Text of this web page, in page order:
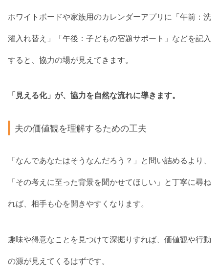
ホワイトボードや家族用のカレンダーアプリに「午前：洗
濯入れ替え」「午後：子どもの宿題サポート」などを記入
すると、協力の場が見えてきます。
「見える化」が、協力を自然な流れに導きます。
夫の価値観を理解するための工夫
「なんであなたはそうなんだろう？」と問い詰めるより、
「その考えに至った背景を聞かせてほしい」と丁寧に尋ね
れば、相手も心を開きやすくなります。
趣味や得意なことを見つけて深掘りすれば、価値観や行動
の源が見えてくるはずです。